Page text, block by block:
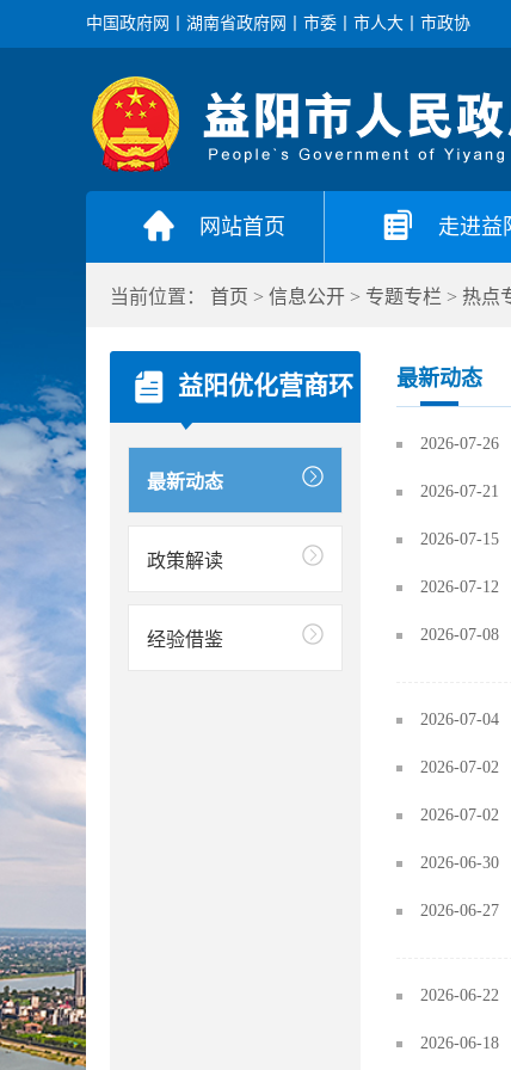
中国政府网 湖南省政府网 市委 市人大 市政协
网站首页 走进益
当前位置： 首页 > 信息公开 > 专题专栏 > 热点
益阳优化营商环
最新动态
政策解读
经验借鉴
最新动态
2026-07-26
2026-07-21
2026-07-15
2026-07-12
2026-07-08
2026-07-04
2026-07-02
2026-07-02
2026-06-30
2026-06-27
2026-06-22
2026-06-18